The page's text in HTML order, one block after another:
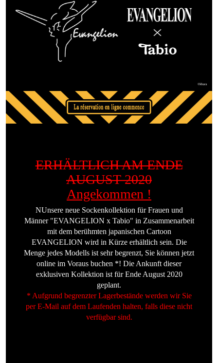
ERHÄLTLICH AM ENDE
AUGUST 2020
Angekommen !
NUnsere neue Sockenkollektion für Frauen und
Männer "EVANGELION x Tabio" in Zusammenarbeit
mit dem berühmten japanischen Cartoon
EVANGELION wird in Kürze erhältlich sein. Die
Menge jedes Modells ist sehr begrenzt, Sie können jetzt
online im Voraus buchen *! Die Ankunft dieser
exklusiven Kollektion ist für Ende August 2020
geplant.
* Aufgrund begrenzter Lagerbestände werden wir Sie
per E-Mail auf dem Laufenden halten, falls diese nicht
verfügbar sind.